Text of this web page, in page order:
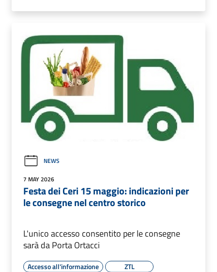
NEWS
7 MAY 2026
Festa dei Ceri 15 maggio: indicazioni per
le consegne nel centro storico
L'unico accesso consentito per le consegne
sarà da Porta Ortacci
Accesso all'informazione ZTL